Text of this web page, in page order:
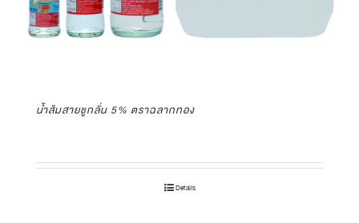
น้ำส้มสายชูกลั่น 5% ตราฉลากทอง
Details